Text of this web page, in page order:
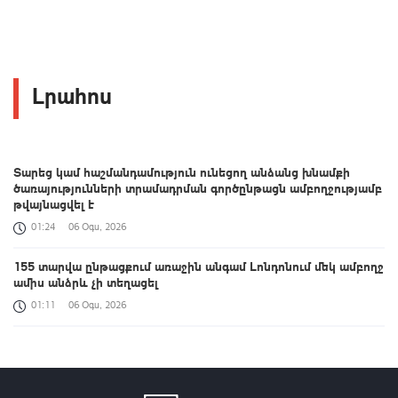
Լրահոս
Տարեց կամ հաշմանդամություն ունեցող անձանց խնամքի
ծառայությունների տրամադրման գործընթացն ամբողջությամբ
թվայնացվել է
01:24 06 Օգս, 2026
155 տարվա ընթացքում առաջին անգամ Լոնդոնում մեկ ամբողջ
ամիս անձրև չի տեղացել
01:11 06 Օգս, 2026